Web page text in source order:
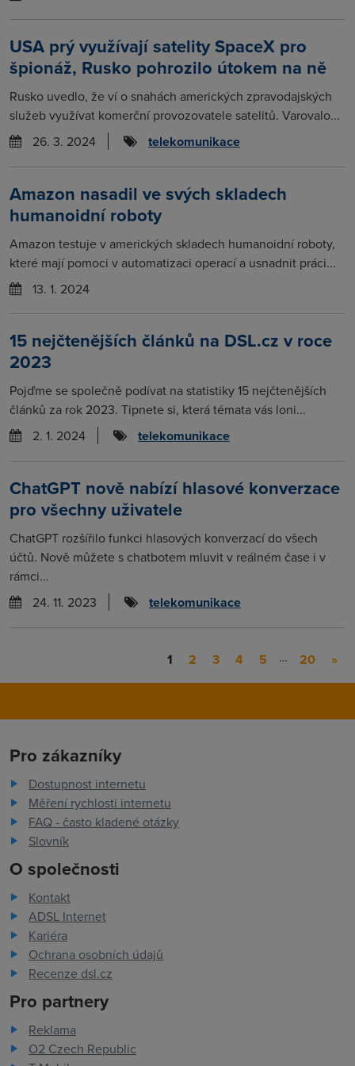
USA prý využívají satelity SpaceX pro
špionáž, Rusko pohrozilo útokem na ně
Rusko uvedlo, že ví o snahách amerických zpravodajských
služeb využívat komerční provozovatele satelitů. Varovalo...
26. 3. 2024
telekomunikace
Amazon nasadil ve svých skladech
humanoidní roboty
Amazon testuje v amerických skladech humanoidní roboty,
které mají pomoci v automatizaci operací a usnadnit práci...
13. 1. 2024
15 nejčtenějších článků na DSL.cz v roce
2023
Pojďme se společně podívat na statistiky 15 nejčtenějších
článků za rok 2023. Tipnete si, která témata vás loni...
2. 1. 2024
telekomunikace
ChatGPT nově nabízí hlasové konverzace
pro všechny uživatele
ChatGPT rozšířilo funkci hlasových konverzací do všech
účtů. Nově můžete s chatbotem mluvit v reálném čase i v
rámci...
24. 11. 2023
telekomunikace
1 2 3 4 5 … 20 »
Pro zákazníky
Dostupnost internetu
Měření rychlosti internetu
FAQ - často kladené otázky
Slovník
O společnosti
Kontakt
ADSL Internet
Kariéra
Ochrana osobních údajů
Recenze dsl.cz
Pro partnery
Reklama
O2 Czech Republic